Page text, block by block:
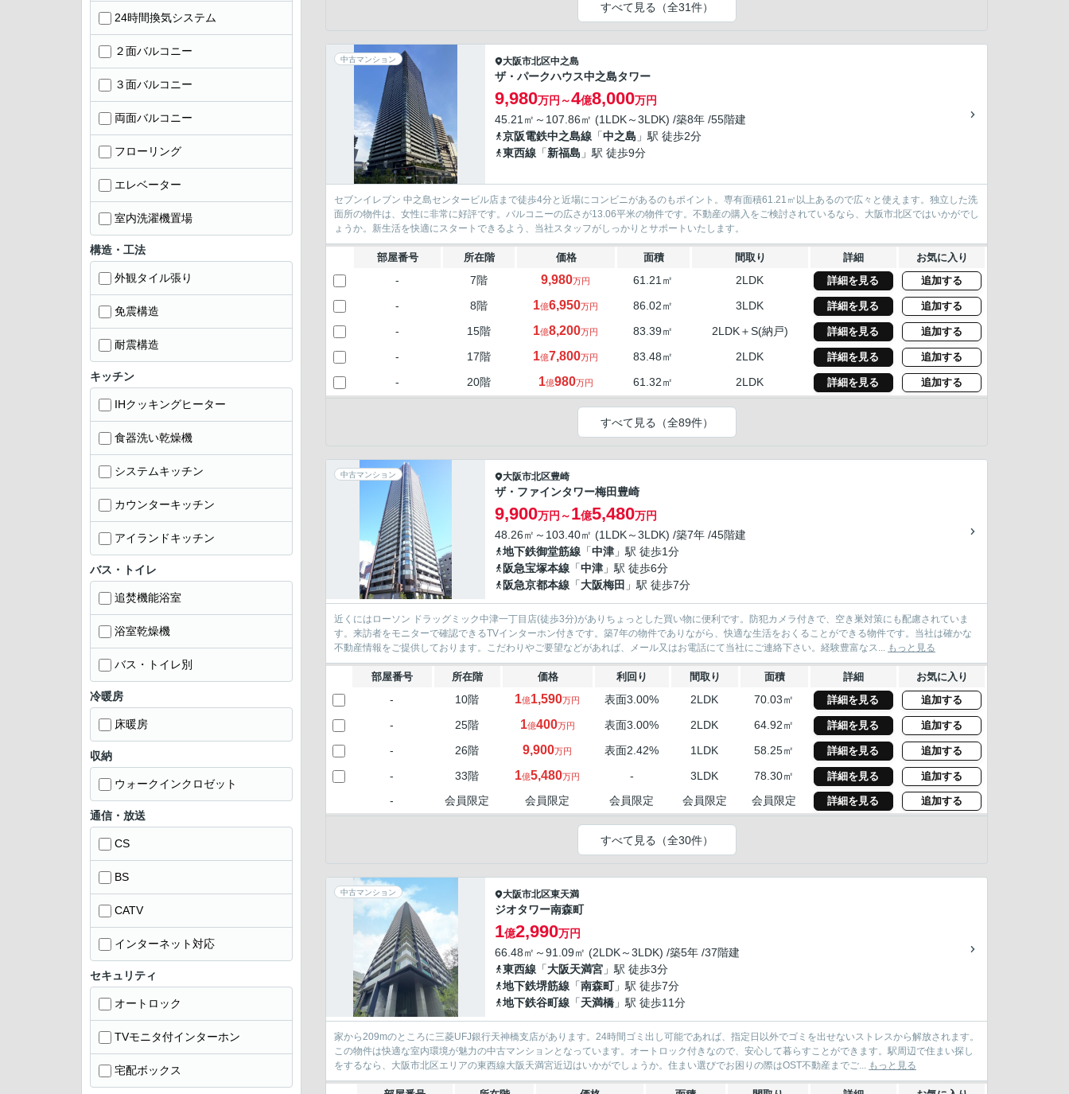
すべて見る（全31件）
中古マンション 大阪市北区中之島
ザ・パークハウス中之島タワー
9,980万円～4億8,000万円
45.21㎡～107.86㎡ (1LDK～3LDK) /築8年 /55階建
京阪電鉄中之島線 「中之島 」駅 徒歩2分
東西線 「新福島 」駅 徒歩9分
セブンイレブン 中之島センタービル店まで徒歩4分と近場にコンビニがあるのもポイント。専有面積61.21㎡以上あるので広々と使えます。独立した洗
面所の物件は、女性に非常に好評です。バルコニーの広さが13.06平米の物件です。不動産の購入をご検討されているなら、大阪市北区ではいかがでし
ょうか。新生活を快適にスタートできるよう、当社スタッフがしっかりとサポートいたします。
部屋番号 所在階 価格 面積 間取り 詳細 お気に入り
- 7階 9,980万円 61.21㎡ 2LDK 詳細を見る 追加する
- 8階 1億6,950万円 86.02㎡ 3LDK 詳細を見る 追加する
- 15階 1億8,200万円 83.39㎡ 2LDK＋S(納戸) 詳細を見る 追加する
- 17階 1億7,800万円 83.48㎡ 2LDK 詳細を見る 追加する
- 20階 1億980万円 61.32㎡ 2LDK 詳細を見る 追加する
すべて見る（全89件）
中古マンション 大阪市北区豊崎
ザ・ファインタワー梅田豊崎
9,900万円～1億5,480万円
48.26㎡～103.40㎡ (1LDK～3LDK) /築7年 /45階建
地下鉄御堂筋線 「中津 」駅 徒歩1分
阪急宝塚本線 「中津 」駅 徒歩6分
阪急京都本線 「大阪梅田 」駅 徒歩7分
近くにはローソン ドラッグミック中津一丁目店(徒歩3分)がありちょっとした買い物に便利です。防犯カメラ付きで、空き巣対策にも配慮されていま
す。来訪者をモニターで確認できるTVインターホン付きです。築7年の物件でありながら、快適な生活をおくることができる物件です。当社は確かな
不動産情報をご提供しております。こだわりやご要望などがあれば、メール又はお電話にて当社にご連絡下さい。経験豊富なス... もっと見る
部屋番号 所在階 価格 利回り 間取り 面積 詳細 お気に入り
- 10階 1億1,590万円 表面3.00% 2LDK 70.03㎡ 詳細を見る 追加する
- 25階 1億400万円 表面3.00% 2LDK 64.92㎡ 詳細を見る 追加する
- 26階 9,900万円 表面2.42% 1LDK 58.25㎡ 詳細を見る 追加する
- 33階 1億5,480万円 - 3LDK 78.30㎡ 詳細を見る 追加する
- 会員限定 会員限定 会員限定 会員限定 会員限定 詳細を見る 追加する
すべて見る（全30件）
中古マンション 大阪市北区東天満
ジオタワー南森町
1億2,990万円
66.48㎡～91.09㎡ (2LDK～3LDK) /築5年 /37階建
東西線 「大阪天満宮 」駅 徒歩3分
地下鉄堺筋線 「南森町」駅 徒歩7分
地下鉄谷町線 「天満橋 」駅 徒歩11分
家から209mのところに三菱UFJ銀行天神橋支店があります。24時間ゴミ出し可能であれば、指定日以外でゴミを出せないストレスから解放されます。
この物件は快適な室内環境が魅力の中古マンションとなっています。オートロック付きなので、安心して暮らすことができます。駅周辺で住まい探し
をするなら、大阪市北区エリアの東西線大阪天満宮近辺はいかがでしょうか。住まい選びでお困りの際はOST不動産までご... もっと見る
24時間換気システム
２面バルコニー
３面バルコニー
両面バルコニー
フローリング
エレベーター
室内洗濯機置場
構造・工法
外観タイル張り
免震構造
耐震構造
キッチン
IHクッキングヒーター
食器洗い乾燥機
システムキッチン
カウンターキッチン
アイランドキッチン
バス・トイレ
追焚機能浴室
浴室乾燥機
バス・トイレ別
冷暖房
床暖房
収納
ウォークインクロゼット
通信・放送
CS
BS
CATV
インターネット対応
セキュリティ
オートロック
TVモニタ付インターホン
宅配ボックス